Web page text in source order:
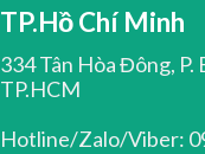
TP.Hồ Chí Minh
334 Tân Hòa Đông, P.
TP.HCM
Hotline/Zalo/Viber: